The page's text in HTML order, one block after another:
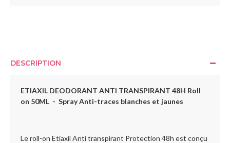
DESCRIPTION
ETIAXIL DEODORANT ANTI TRANSPIRANT 48H Roll
on 50ML - SprayAnti-traces blanches et jaunes
Le roll-on Etiaxil Anti transpirant Protection 48h est conçu